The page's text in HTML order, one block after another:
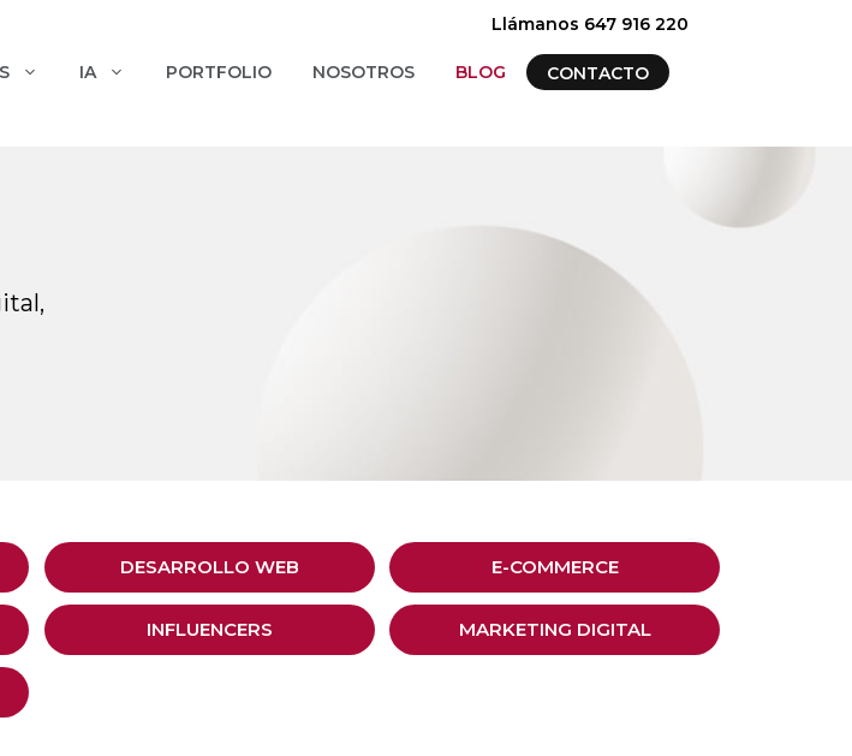
IA PORTFOLIO NOSOTROS BLOG CONTACTO
Llámanos 647 916 220
DESARROLLO WEB E-COMMERCE
INFLUENCERS MARKETING DIGITAL